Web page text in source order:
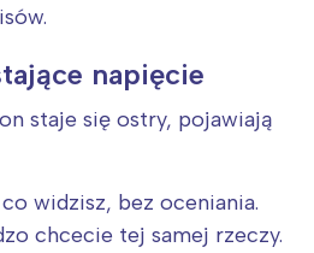
napięcie
staje się ostry, pojawiają
widzisz, bez oceniania.
chcecie tej samej rzeczy.